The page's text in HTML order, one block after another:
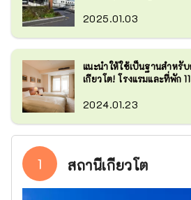
2025.01.03
แนะนำให้ใช้เป็นฐานสำหรั
เกียวโต! โรงแรมและที่พัก
2024.01.23
1 สถานีเกียวโต